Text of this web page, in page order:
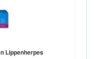
Lippenherpes